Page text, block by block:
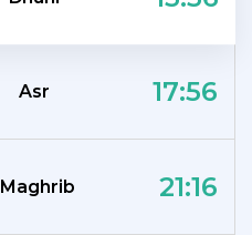
Asr 17:56
Maghrib 21:16